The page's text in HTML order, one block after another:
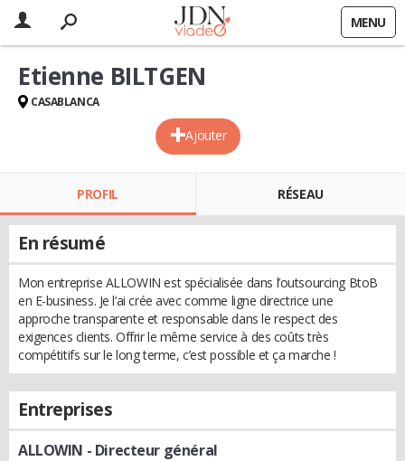
MENU
Ajouter
Etienne BILTGEN
CASABLANCA
PROFIL RÉSEAU
En résumé
Mon entreprise ALLOWIN est spécialisée dans l’outsourcing BtoB
en E-business. Je l’ai crée avec comme ligne directrice une
approche transparente et responsable dans le respect des
exigences clients. Offrir le même service à des coûts très
compétitifs sur le long terme, c’est possible et ça marche !
Entreprises
ALLOWIN - Directeur général